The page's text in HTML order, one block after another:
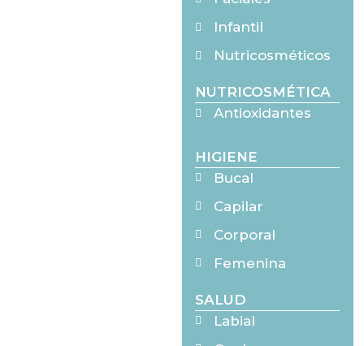
Infantil
Nutricosméticos
NUTRICOSMÉTICA
Antioxidantes
HIGIENE
Bucal
Capilar
Corporal
Femenina
SALUD
Labial